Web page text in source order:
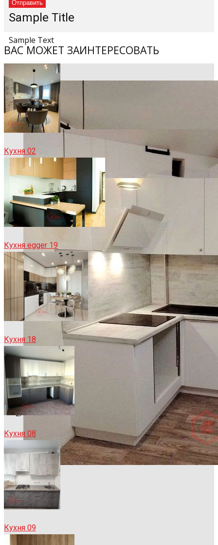
Sample Title
Sample Text
ВАС МОЖЕТ ЗАИНТЕРЕСОВАТЬ
Кухня 02
Кухня egger 19
Кухня 18
Кухня 08
Кухня 09